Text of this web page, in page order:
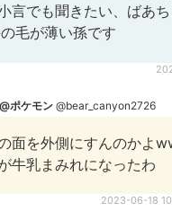
言でも聞きたい、ばあち
毛が薄い孫です
ポケモン@bear_canyon2726
面を外側にすんのかよ
牛乳まみれになったわ
2023-06-18 10